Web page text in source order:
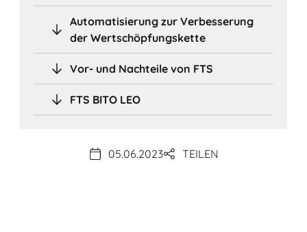
Automatisierung zur Verbesserung
der Wertschöpfungskette
Vor- und Nachteile von FTS
FTS BITO LEO
05.06.2023 TEILEN